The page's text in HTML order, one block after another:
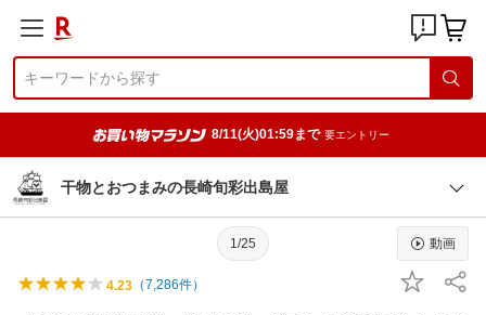
8/11(火)01:59まで 要エントリー
干物とおつまみの長崎旬彩出島屋
1/25 動画
4.23 （7,286件）